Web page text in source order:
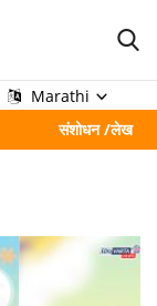
Marathi
संशोधन /लेख